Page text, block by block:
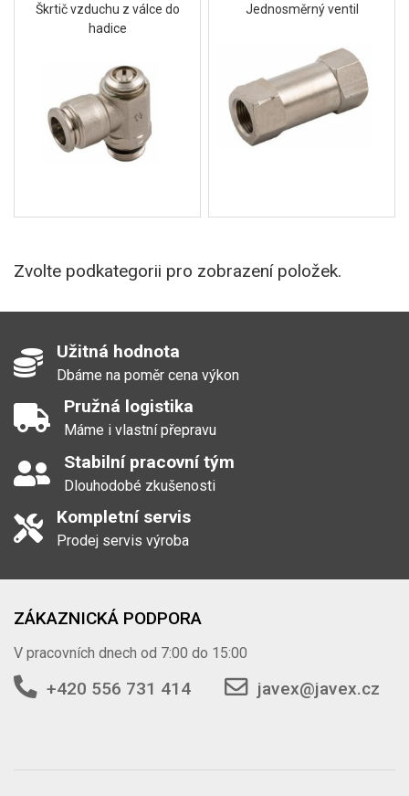
Škrtič vzduchu z válce do
hadice
Jednosměrný ventil
Zvolte podkategorii pro zobrazení položek.
Užitná hodnota
Dbáme na poměr cena výkon
Pružná logistika
Máme i vlastní přepravu
Stabilní pracovní tým
Dlouhodobé zkušenosti
Kompletní servis
Prodej servis výroba
ZÁKAZNICKÁ PODPORA
V pracovních dnech od 7:00 do 15:00
+420 556 731 414 javex@javex.cz